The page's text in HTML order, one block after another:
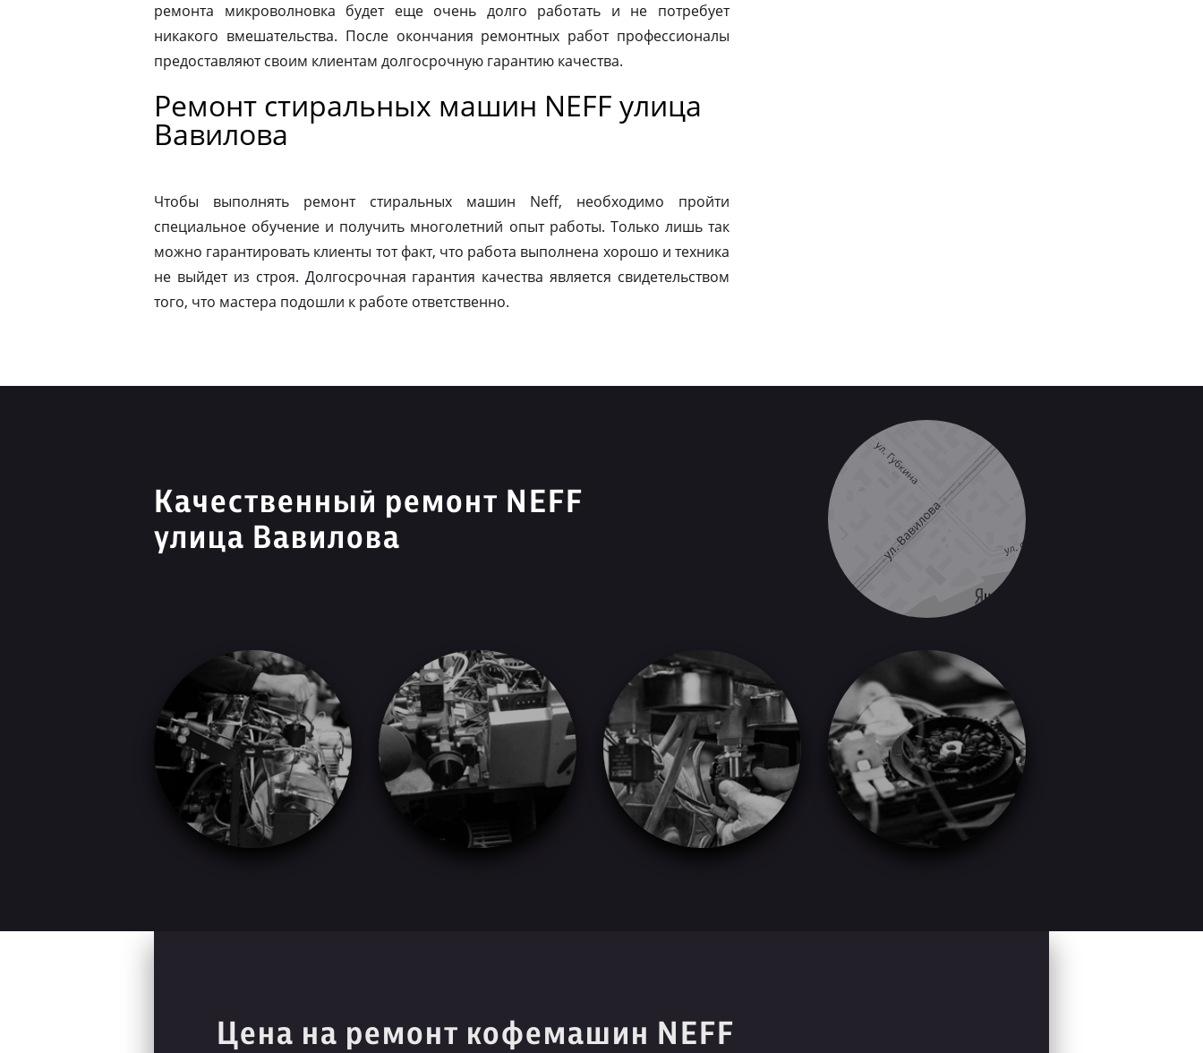
ремонта микроволновка будет еще очень долго работать и не потребует
никакого вмешательства. После окончания ремонтных работ профессионалы
предоставляют своим клиентам долгосрочную гарантию качества.
Ремонт стиральных машин NEFF улица
Вавилова
Чтобы выполнять ремонт стиральных машин Neff, необходимо пройти
специальное обучение и получить многолетний опыт работы. Только лишь так
можно гарантировать клиенты тот факт, что работа выполнена хорошо и техника
не выйдет из строя. Долгосрочная гарантия качества является свидетельством
того, что мастера подошли к работе ответственно.
Качественный ремонт NEFF
улица Вавилова
Цена на ремонт кофемашин NEFF